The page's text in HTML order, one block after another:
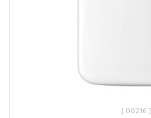
[ 00216 ]